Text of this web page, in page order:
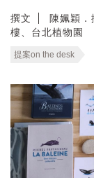
撰文
陳姵穎
樓、台北植物園
提案on the desk